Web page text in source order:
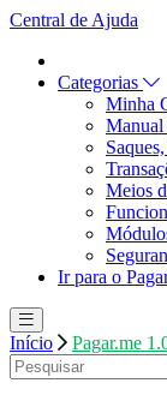
Central de Ajuda
Categorias
Minha
Manual
Meios
Ir para o
Início Pagar.me